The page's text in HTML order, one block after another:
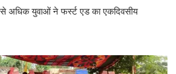
अधिक युवाओं ने फर्स्ट एड का एकदिवसीय